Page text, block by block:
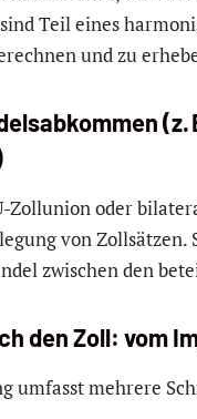
Teil eines
und zu
(z.
Zollunion oder
von
zwischen den
den Zoll: vom
umfasst mehrere